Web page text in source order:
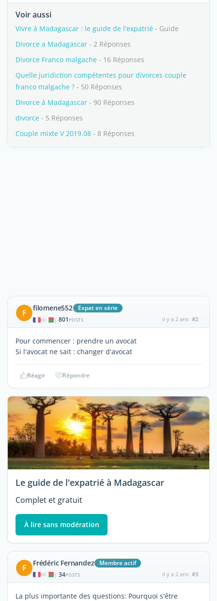
Voir aussi
Vivre à Madagascar : le guide de l'expatrié - Guide
Divorce a Madagascar - 2 Réponses
Divorce Franco malgache - 16 Réponses
Quelle juridiction compétentes pour divorces couple
franco malgache ? - 50 Réponses
Divorce à Madagascar - 90 Réponses
divorce - 5 Réponses
Couple mixte V 2019.08 - 8 Réponses
F filomene552 Expat en série
| 801 POSTS il y a 2 ans #2
Pour commencer : prendre un avocat
Si l'avocat ne sait : changer d'avocat
Réagir Répondre
Le guide de l'expatrié à Madagascar
Complet et gratuit
À lire sans modération
F Frédéric Fernandez Membre actif
| 34POSTS il y a 2 ans #3
La plus importante des questions: Pourquoi s'être